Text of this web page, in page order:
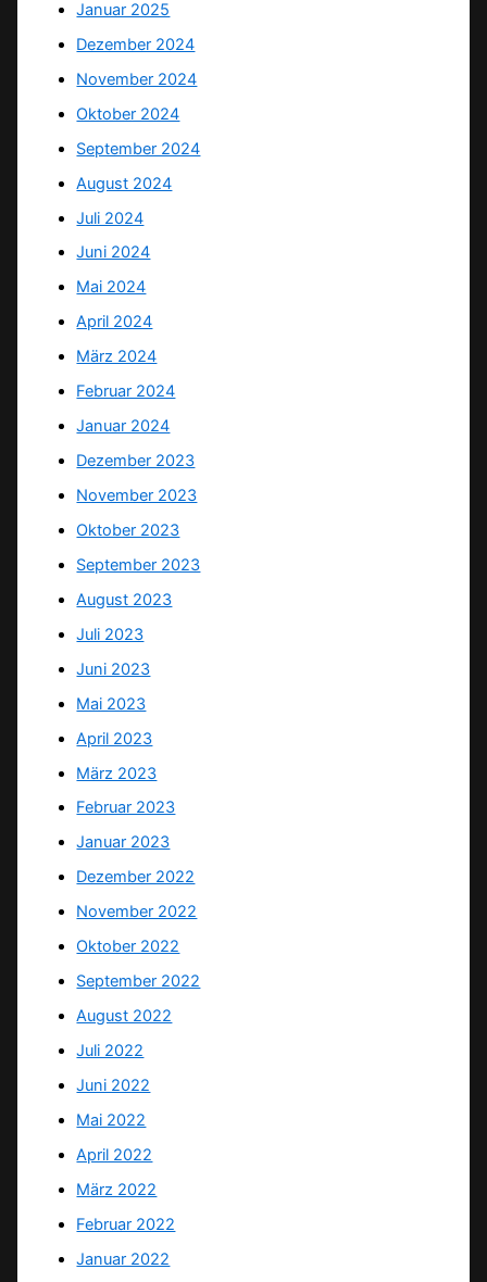
Januar 2025
Dezember 2024
November 2024
Oktober 2024
September 2024
August 2024
Juli 2024
Juni 2024
Mai 2024
April 2024
März 2024
Februar 2024
Januar 2024
Dezember 2023
November 2023
Oktober 2023
September 2023
August 2023
Juli 2023
Juni 2023
Mai 2023
April 2023
März 2023
Februar 2023
Januar 2023
Dezember 2022
November 2022
Oktober 2022
September 2022
August 2022
Juli 2022
Juni 2022
Mai 2022
April 2022
März 2022
Februar 2022
Januar 2022